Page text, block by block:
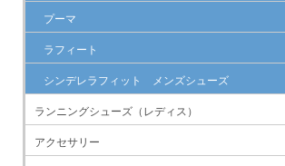
プーマ
ラフィート
シンデレラフィット メンズシューズ
ランニングシューズ（レディス）
アクセサリー